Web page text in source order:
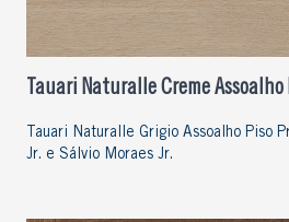
Tauari Naturalle Creme Assoalho
Tauari Naturalle Grigio Assoalho Piso
Jr. e Sálvio Moraes Jr.